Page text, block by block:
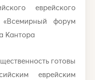
еврейского
форум
Кантора
готовы
еврейским